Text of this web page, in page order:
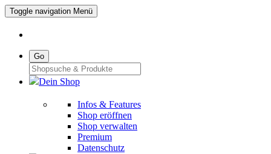
Toggle navigation Menü
Go
Dein Shop
Infos & Features
Shop eröffnen
Shop verwalten
Premium
Datenschutz